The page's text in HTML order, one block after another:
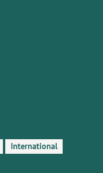
International